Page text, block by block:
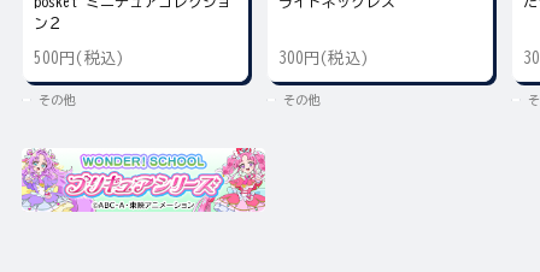
ン２
500円(税込)
その他
300円(税込)
その他